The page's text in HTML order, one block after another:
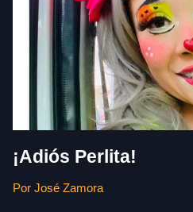
¡Adiós Perlita!
Por José Zamora